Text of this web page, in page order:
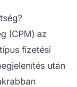
(CPM) az
fizetési
után